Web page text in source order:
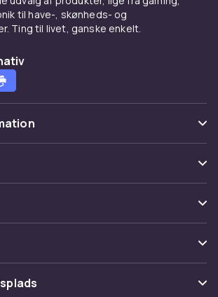
Fyld piñataen godt, så alle
eller browse alle
til have-, skønheds- og
Ting til livet, ganske enkelt.
her